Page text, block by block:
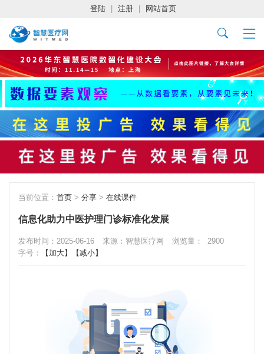
登陆 注册 网站首页
当前位置： 首页 > 分享 > 在线课件
信息化助力中医护理门诊标准化发展
发布时间：2025-06-16 来源：智慧医疗网 浏览量：
2900
字号：
【加大】 【减小】